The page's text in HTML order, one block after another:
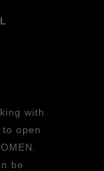
with
open
be